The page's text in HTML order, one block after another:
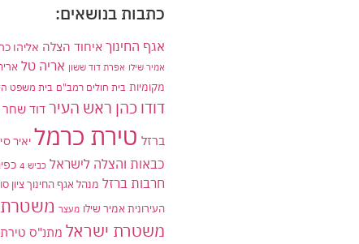
כתבות בנושאים:
אגף החינוך איחוד הצלה אליהו
אמיר שילו אפרת דוד ששון אריה טל
מקומיות בית חולים רמב"ם בית משפט
דודו כהן ראש העיר דוד שחר
ברזל טירת כרמל יאיר
כבאות והצלה לישראל כביש 4
חרבות ברזל מנהל אגף החינוך ציון
העירונית אמיר שילו מעצר משטרת
משטרת ישראל מתנ"ס